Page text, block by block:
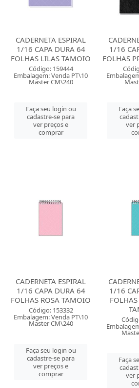
CADERNETA ESPIRAL
1/16 CAPA DURA 64
FOLHAS LILAS TAMOIO
Código: 159444
Embalagem: Venda PT\10
Master CM\240
Faça seu login ou
cadastre-se para
ver preços e
comprar
1/16
FOLHAS
Faça
ver
CADERNETA ESPIRAL
1/16 CAPA DURA 64
FOLHAS ROSA TAMOIO
Código: 153332
Embalagem: Venda PT\10
Master CM\240
Faça seu login ou
cadastre-se para
ver preços e
comprar
1/16
Faça
ver